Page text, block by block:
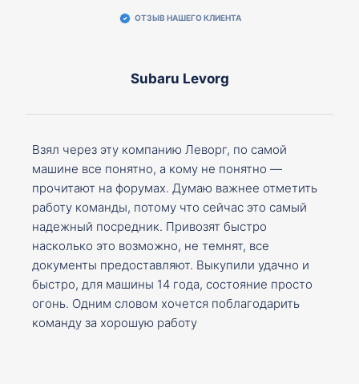
ОТЗЫВ НАШЕГО КЛИЕНТА
Subaru Levorg
Взял через эту компанию Леворг, по самой
машине все понятно, а кому не понятно —
прочитают на форумах. Думаю важнее отметить
работу команды, потому что сейчас это самый
надежный посредник. Привозят быстро
насколько это возможно, не темнят, все
документы предоставляют. Выкупили удачно и
быстро, для машины 14 года, состояние просто
огонь. Одним словом хочется поблагодарить
команду за хорошую работу